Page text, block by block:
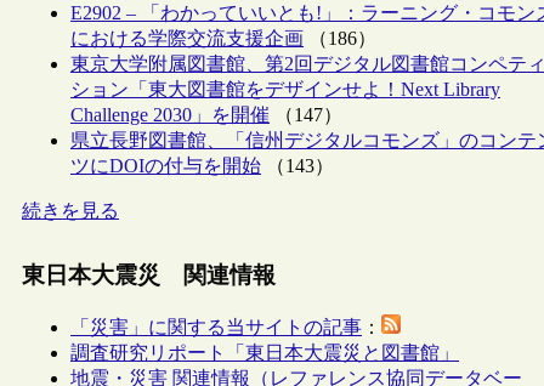
E2902 – 「わかっていいとも!」：ラーニング・コモン
における学際交流支援企画 （186）
東京大学附属図書館、第2回デジタル図書館コンペティ
ション「東大図書館をデザインせよ！Next Library
Challenge 2030」を開催 （147）
県立長野図書館、「信州デジタルコモンズ」のコンテ
ツにDOIの付与を開始 （143）
続きを見る
東日本大震災 関連情報
「災害」に関する当サイトの記事 ：
調査研究リポート「東日本大震災と図書館」
地震・災害 関連情報（レファレンス協同データベー